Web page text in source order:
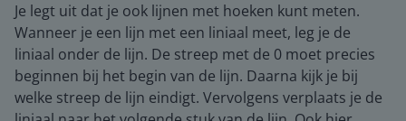
Je legt uit dat je ook lijnen met hoeken kunt meten.
Wanneer je een lijn met een liniaal meet, leg je de
liniaal onder de lijn. De streep met de 0 moet precies
beginnen bij het begin van de lijn. Daarna kijk je bij
welke streep de lijn eindigt. Vervolgens verplaats je de